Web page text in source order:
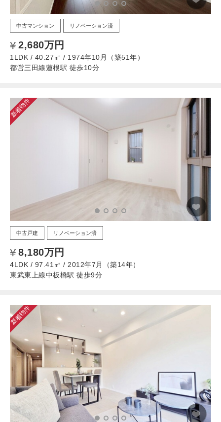
中古マンション リノベーション済
2,680万円
1LDK / 40.27㎡ / 1974年10月（築51年）
都営三田線蓮根駅 徒歩10分
新着物件
中古戸建 リノベーション済
8,180万円
4LDK / 97.41㎡ / 2012年7月（築14年）
東武東上線中板橋駅 徒歩9分
新着物件